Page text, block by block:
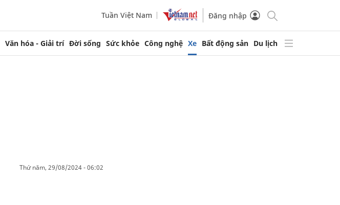
Tuần Việt Nam Đăng nhập
Văn hóa - Giải trí Đời sống Sức khỏe Công nghệ Xe Bất động sản Du lịch
thứ năm, 29/08/2024 - 06:02